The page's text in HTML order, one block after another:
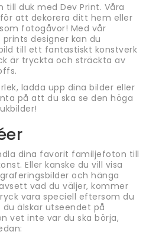
till duk med Dev Print. Våra
att dekorera ditt hem eller
fotogåvor! Med vår
designer kan du
till ett fantastiskt konstverk
är tryckta och sträckta av
ladda upp dina bilder eller
på att du ska se den höga
dina favorit familjefoton till
Eller kanske du vill visa
och hänga
vad du väljer, kommer
vara speciell eftersom du
älskar utseendet på
vet inte var du ska börja,